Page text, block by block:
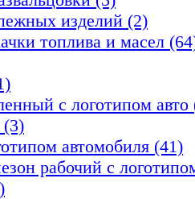
изделий (2)
топлива и масел
с логотипом авто
автомобиля (41)
рабочий с